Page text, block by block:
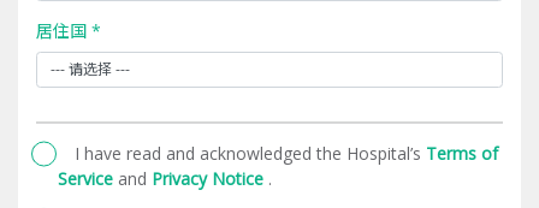
居住国 *
I have read and acknowledged the Hospital’s Terms of
Service and Privacy Notice .